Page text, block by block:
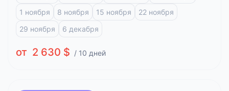
1 ноября
8 ноября 15 ноября
22 ноября
29 ноября
6 декабря
от 2 630 $ / 10 дней